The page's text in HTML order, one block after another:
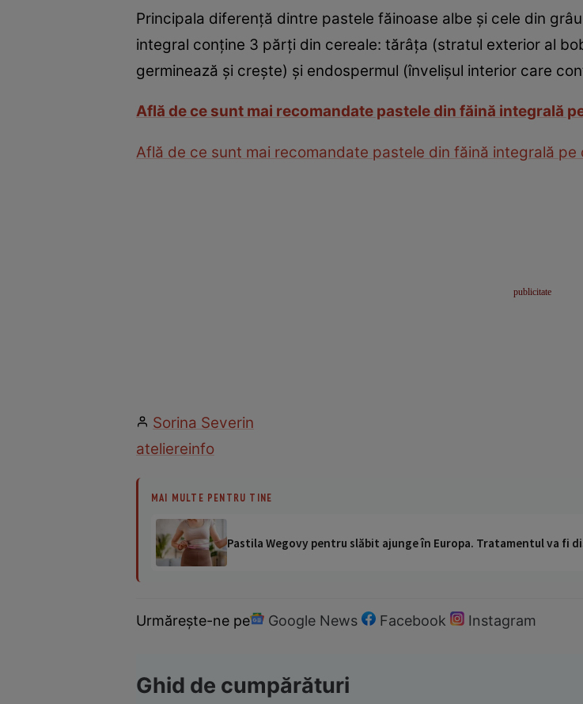
Principala diferenţă dintre pastele făinoase albe şi cele din
integral conţine 3 părţi din cereale: tărâţa (stratul exterior al
germinează şi creşte) şi endospermul (învelişul interior care
Află de ce sunt mai recomandate pastele din făină integrală
Află de ce sunt mai recomandate pastele din făină integrală pe
Sorina Severin
ateliereinfo
MAI MULTE PENTRU TINE
Pastila Wegovy pentru slăbit ajunge în Europa. Tratamentul va fi
Urmărește-ne pe Google News Facebook Instagram
Ghid de cumpărături